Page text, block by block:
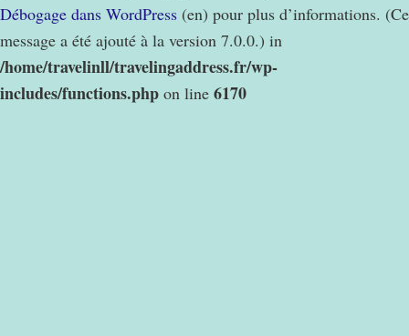
Débogage dans WordPress (en) pour plus d’informations. (Ce
message a été ajouté à la version 7.0.0.) in
/home/travelinll/travelingaddress.fr/wp-
includes/functions.php on line 6170